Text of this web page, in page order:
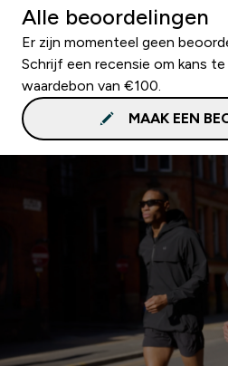
Alle beoordelingen
Er zijn momenteel geen
Schrijf een recensie om kans te
waardebon van €100.
MAAK EEN